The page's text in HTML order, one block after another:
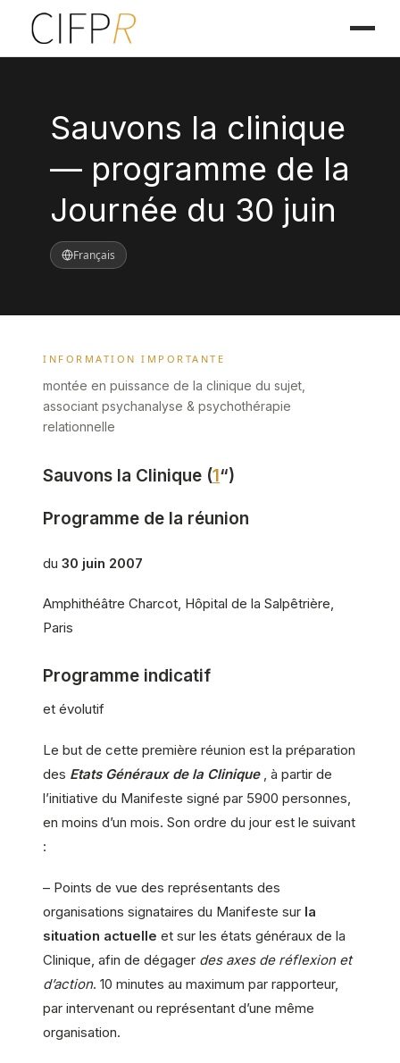
Sauvons la clinique
— programme de la
Journée du 30 juin
Français
INFORMATION IMPORTANTE
montée en puissance de la clinique du sujet,
associant psychanalyse & psychothérapie
relationnelle
Sauvons la Clinique (1“)
Programme de la réunion
du 30 juin 2007
Amphithéâtre Charcot, Hôpital de la Salpêtrière,
Paris
Programme indicatif
et évolutif
Le but de cette première réunion est la préparation
des Etats Généraux de la Clinique , à partir de
l’initiative du Manifeste signé par 5900 personnes,
en moins d’un mois. Son ordre du jour est le suivant
:
– Points de vue des représentants des
organisations signataires du Manifeste sur la
situation actuelle et sur les états généraux de la
Clinique, afin de dégager des axes de réflexion et
d’action. 10 minutes au maximum par rapporteur,
par intervenant ou représentant d’une même
organisation.